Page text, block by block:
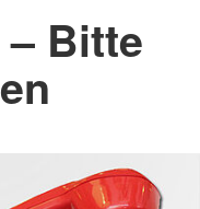
Bitte